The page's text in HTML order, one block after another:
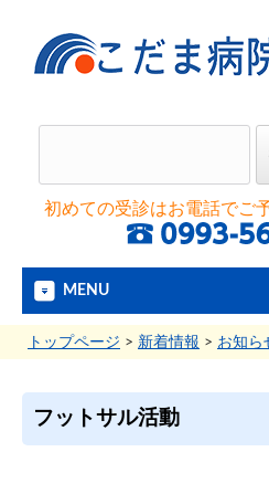
初めての受診はお電話でご
MENU
トップページ > 新着情報 > お知ら
フットサル活動